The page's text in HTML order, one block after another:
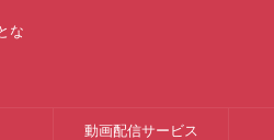
な
動画配信サービス